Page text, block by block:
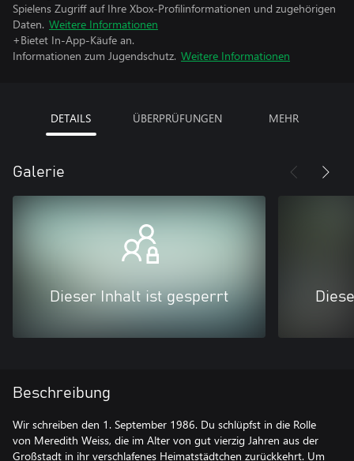
Spielens Zugriff auf Ihre Xbox-Profilinformationen und zugehörigen
Daten. Weitere Informationen
+Bietet In-App-Käufe an.
Informationen zum Jugendschutz. Weitere Informationen
DETAILS ÜBERPRÜFUNGEN MEHR
Galerie
Dieser Inhalt ist gesperrt
Beschreibung
Wir schreiben den 1. September 1986. Du schlüpfst in die Rolle
von Meredith Weiss, die im Alter von gut vierzig Jahren aus der
Großstadt in ihr verschlafenes Heimatstädtchen zurückkehrt. Um